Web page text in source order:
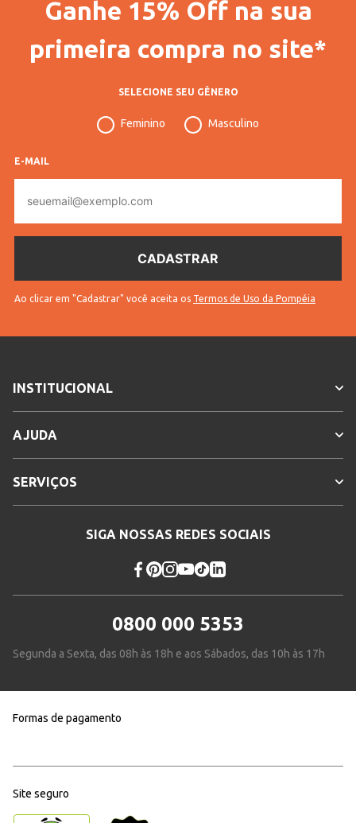
Gênero Feminino
Idade Adulto
Longa
Gola V
Cores
Ganhe 15% Off na sua
primeira compra no site*
SELECIONE SEU GÊNERO
Feminino Masculino
E-MAIL
mail
Ao clicar em "Cadastrar" você aceita os Termos de Uso da Pompéia
INSTITUCIONAL
AJUDA
SERVIÇOS
SIGA NOSSAS REDES SOCIAIS
0800 000 5353
Segunda a Sexta, das 08h às 18h e aos Sábados, das 10h às 17h
Formas de pagamento
Site seguro